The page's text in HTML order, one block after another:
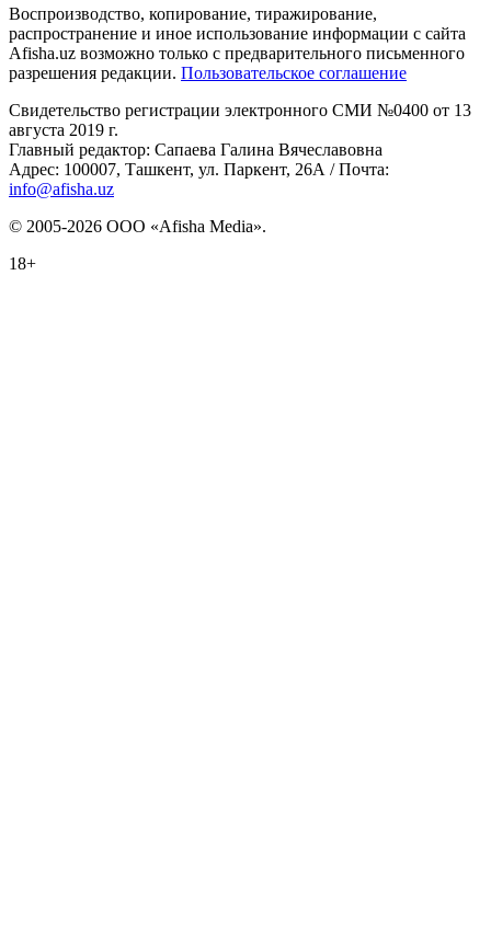
Воспроизводство, копирование, тиражирование,
распространение и иное использование информации с сайта
Afisha.uz возможно только с предварительного письменного
разрешения редакции. Пользовательское соглашение
Свидетельство регистрации электронного СМИ №0400 от 13
августа 2019 г.
Главный редактор: Сапаева Галина Вячеславовна
Адрес: 100007, Ташкент, ул. Паркент, 26А / Почта:
info@afisha.uz
© 2005-2026 ООО «Afisha Media».
18+